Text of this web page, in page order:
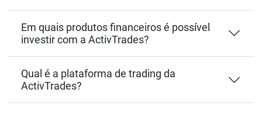
Em quais produtos financeiros é possível
investir com a ActivTrades?
Qual é a plataforma de trading da
ActivTrades?